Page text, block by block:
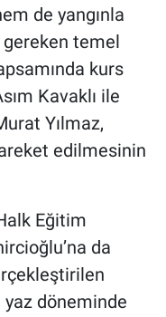
de yangınla
temel
kurs
Kavaklı ile
Yılmaz,
edilmesinin
Eğitim
da
yaz döneminde